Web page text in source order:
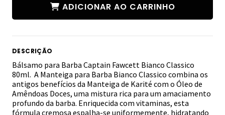
ADICIONAR AO CARRINHO
DESCRIÇÃO
Bálsamo para Barba Captain Fawcett Bianco Classico
80ml. A Manteiga para Barba Bianco Classico combina os
antigos benefícios da Manteiga de Karité com o Óleo de
Amêndoas Doces, uma mistura rica para um amaciamento
profundo da barba. Enriquecida com vitaminas, esta
fórmula cremosa espalha-se uniformemente, hidratando